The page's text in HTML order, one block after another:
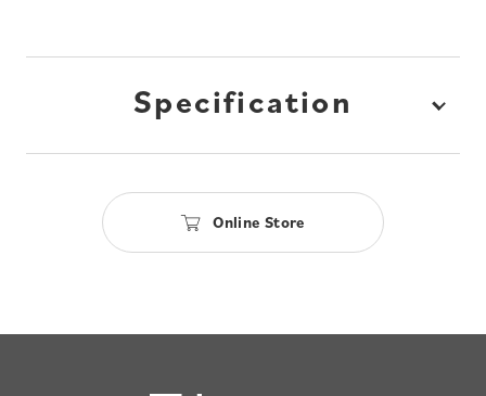
Specification
Online Store